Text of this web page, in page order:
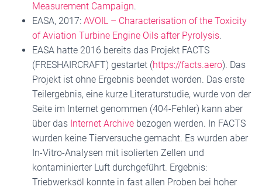
Measurement Campaign.
EASA, 2017: AVOIL – Characterisation of the Toxicity
of Aviation Turbine Engine Oils after Pyrolysis.
EASA hatte 2016 bereits das Projekt FACTS
(FRESHAIRCRAFT) gestartet (https://facts.aero). Das
Projekt ist ohne Ergebnis beendet worden. Das erste
Teilergebnis, eine kurze Literaturstudie, wurde von der
Seite im Internet genommen (404-Fehler) kann aber
über das Internet Archive bezogen werden. In FACTS
wurden keine Tierversuche gemacht. Es wurden aber
In-Vitro-Analysen mit isolierten Zellen und
kontaminierter Luft durchgeführt. Ergebnis:
Triebwerksöl konnte in fast allen Proben bei hoher